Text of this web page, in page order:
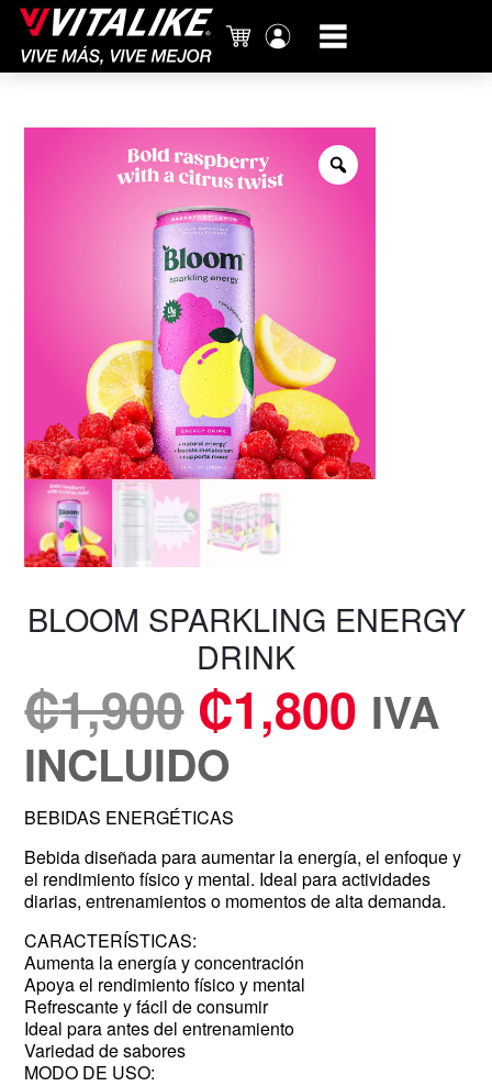
Carrito
cuenta
BLOOM SPARKLING ENERGY
DRINK
₡1,900 ₡1,800 IVA
INCLUIDO
BEBIDAS ENERGÉTICAS
Bebida diseñada para aumentar la energía, el enfoque y
el rendimiento físico y mental. Ideal para actividades
diarias, entrenamientos o momentos de alta demanda.
CARACTERÍSTICAS:
Aumenta la energía y concentración
Apoya el rendimiento físico y mental
Refrescante y fácil de consumir
Ideal para antes del entrenamiento
Variedad de sabores
MODO DE USO: